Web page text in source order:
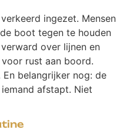
ingezet. Mensen
boot tegen te houden
over lijnen en
rust aan boord.
belangrijker nog: de
afstapt. Niet